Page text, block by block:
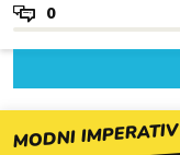
0
MODNI IMPERATIV